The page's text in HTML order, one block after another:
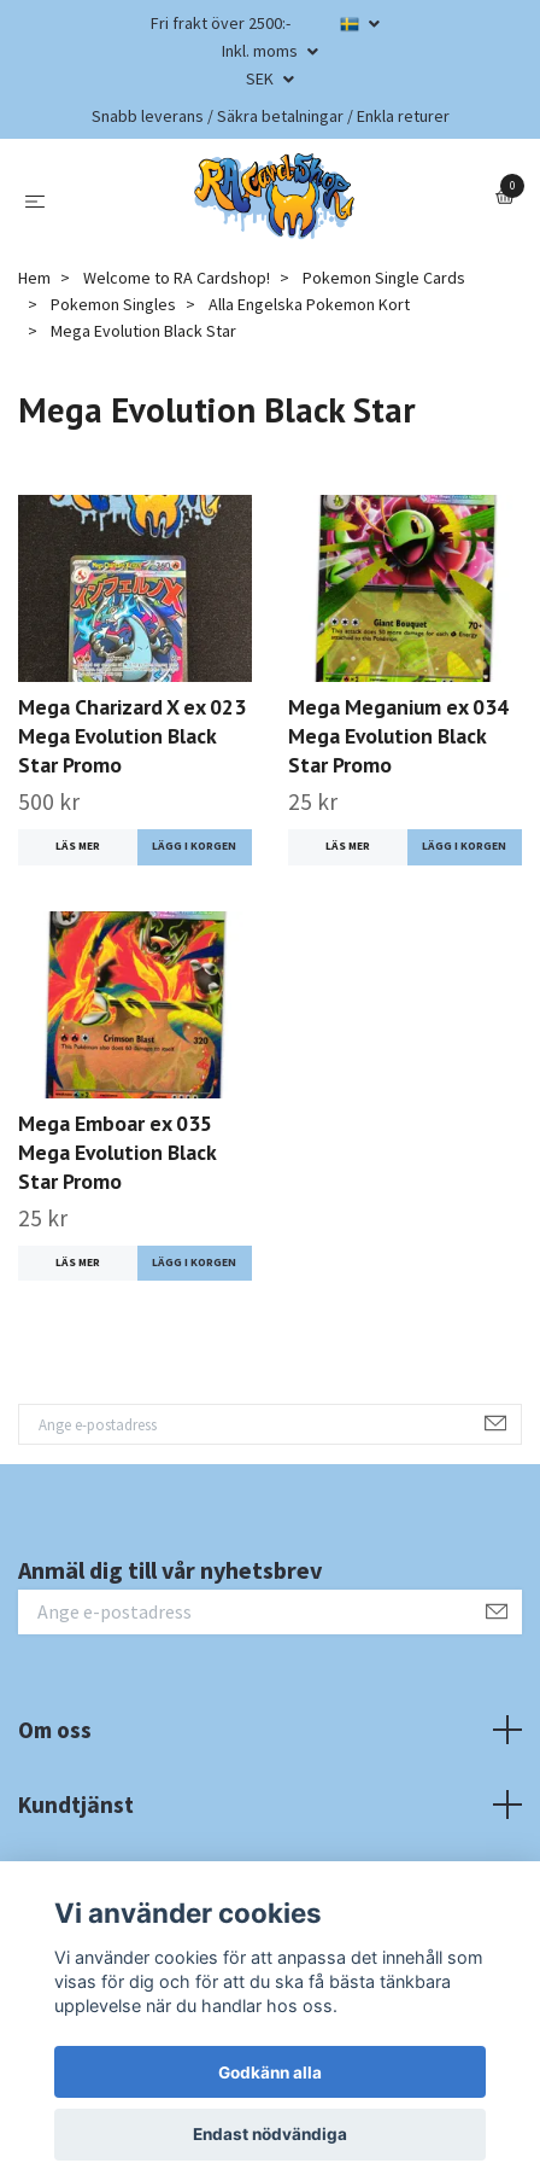
Fri frakt över 2500:-
Inkl. moms
SEK
Snabb leverans / Säkra betalningar / Enkla returer
0
Hem Welcome to RA Cardshop!
Pokemon Single Cards
Pokemon Singles
Alla Engelska Pokemon Kort
Mega Evolution Black Star
Mega Evolution Black Star
Mega Charizard X ex 023
Mega Evolution Black
Star Promo
500 kr
LÄS MER
Mega Meganium ex 034
Mega Evolution Black
Star Promo
25 kr
LÄS MER
Mega Emboar ex 035
Mega Evolution Black
Star Promo
25 kr
LÄS MER
Anmäl dig till vår nyhetsbrev
Om oss
Kundtjänst
Sociala medier
© 2026 RA CardshopPowered by Quickbutik
Vi använder cookies
Vi använder cookies för att anpassa det innehåll som
visas för dig och för att du ska få bästa tänkbara
upplevelse när du handlar hos oss.
Godkänn alla
Endast nödvändiga